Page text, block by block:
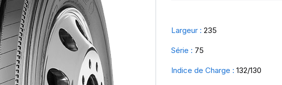
Largeur : 235
Série : 75
Indice de Charge : 132/130